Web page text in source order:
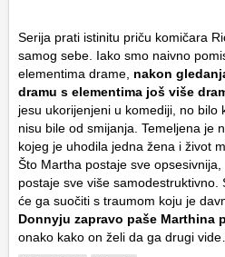
Serija prati istinitu priču komičara
samog sebe. Iako smo naivno
elementima drame, nakon
dramu s elementima još više
jesu ukorijenjeni u komediji, no bilo
nisu bile od smijanja. Temeljena je
kojeg je uhodila jedna žena i život
Što Martha postaje sve
postaje sve više
će ga suočiti s traumom koju je
Donnyju zapravo paše Marthina
onako kako on želi da ga drugi